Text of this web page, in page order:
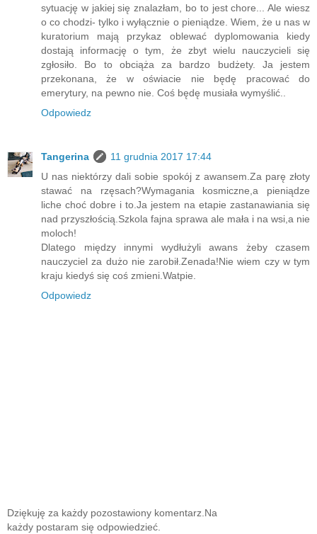
sytuację w jakiej się znalazłam, bo to jest chore... Ale wiesz
o co chodzi- tylko i wyłącznie o pieniądze. Wiem, że u nas w
kuratorium mają przykaz oblewać dyplomowania kiedy
dostają informację o tym, że zbyt wielu nauczycieli się
zgłosiło. Bo to obciąża za bardzo budżety. Ja jestem
przekonana, że w oświacie nie będę pracować do
emerytury, na pewno nie. Coś będę musiała wymyślić..
Odpowiedz
Tangerina
11 grudnia 2017 17:44
U nas niektórzy dali sobie spokój z awansem.Za parę złoty
stawać na rzęsach?Wymagania kosmiczne,a pieniądze
liche choć dobre i to.Ja jestem na etapie zastanawiania się
nad przyszłością.Szkola fajna sprawa ale mała i na wsi,a nie
moloch!
Dlatego między innymi wydłużyli awans żeby czasem
nauczyciel za dużo nie zarobił.Zenada!Nie wiem czy w tym
kraju kiedyś się coś zmieni.Watpie.
Odpowiedz
Dziękuję za każdy pozostawiony komentarz.Na
każdy postaram się odpowiedzieć.